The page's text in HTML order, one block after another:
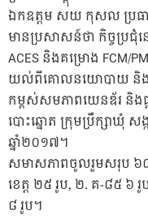
ឯកឧត្តម សយ កុសល ប្រធាន
មានប្រសាសន៍ថា កិច្ចប្រជុំន
ACES និងគម្រោង FCM/
យល់ពីគោលនយោបាយ និងយុ
កម្ពស់សមភាពយេនឌ័រ និ
បោះឆ្នោត ក្រុមប្រឹក្សាឃុំ ស
ឆ្នាំ២០១៧។
សមាសភាពចូលរួមសរុប ៦៨
ខេត្ត ២៥ រូប, ២. គ-៨៥ ៦
៨ រូប។